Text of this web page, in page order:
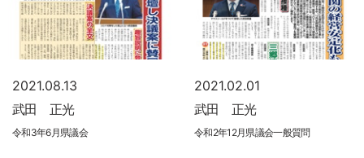
2021.08.13
武田 正光
令和3年6月県議会
2021.02.01
武田 正光
令和2年12月県議会一般質問